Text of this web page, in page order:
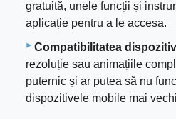
gratuită, unele funcții și
aplicație pentru a le accesa.
Compatibilitatea
rezoluție sau animațiile
puternic și ar putea să nu
dispozitivele mobile mai